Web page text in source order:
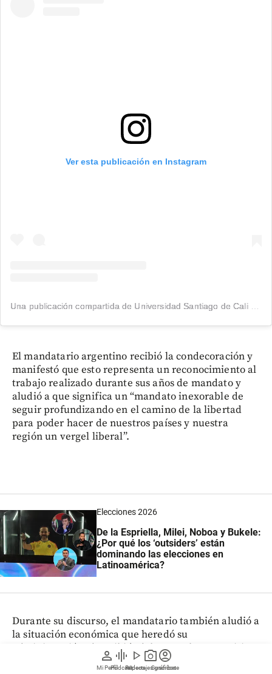
person
Mi Perfil
graphic_eq
Pódcast
play_arrow
Videos
photo_camera
Reportajes gráficos
account_circle
Suscríbete
Ver esta publicación en Instagram
El mandatario argentino recibió la condecoración y
manifestó que esto representa un reconocimiento al
trabajo realizado durante sus años de mandato y
aludió a que significa un “mandato inexorable de
seguir profundizando en el camino de la libertad
para poder hacer de nuestros países y nuestra
región un vergel liberal”.
Elecciones 2026
De la Espriella, Milei, Noboa y Bukele:
¿Por qué los ‘outsiders’ están
dominando las elecciones en
Latinoamérica?
Durante su discurso, el mandatario también aludió a
la situación económica que heredó su
administración, describiéndola como la peor crisis
en la historia argentina, con un desequilibrio